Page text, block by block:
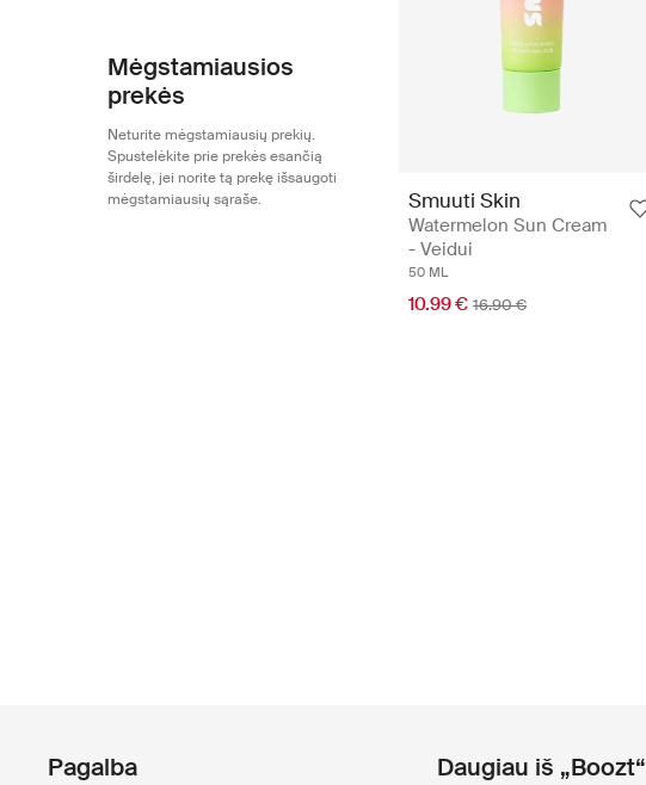
Mėgstamiausios
prekės
Neturite mėgstamiausių prekių.
Spustelėkite prie prekės esančią
širdelę, jei norite tą prekę išsaugoti
mėgstamiausių sąraše.
Smuuti Skin
Watermelon Sun Cream
- Veidui
50 ML
10.99 € 16.90 €
Pagalba Daugiau iš „Boozt“